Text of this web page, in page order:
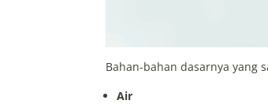
Bahan-bahan dasarnya yang
Air